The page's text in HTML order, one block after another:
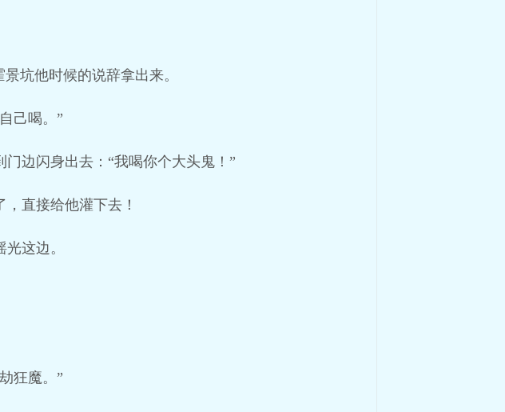
坑他时候的说辞拿出来。
己喝。”
边闪身出去：“我喝你个大头鬼！”
直接给他灌下去！
这边。
狂魔。”